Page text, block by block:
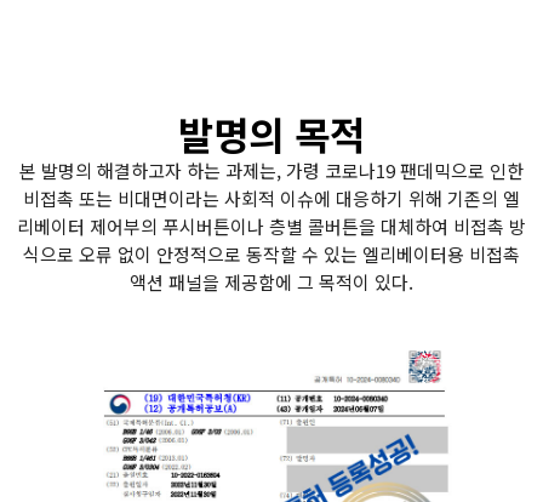
발명의 목적
본 발명의 해결하고자 하는 과제는, 가령 코로나19 팬데믹으로 인한
비접촉 또는 비대면이라는 사회적 이슈에 대응하기 위해 기존의 엘
리베이터 제어부의 푸시버튼이나 층별 콜버튼을 대체하여 비접촉 방
식으로 오류 없이 안정적으로 동작할 수 있는 엘리베이터용 비접촉
액션 패널을 제공함에 그 목적이 있다.